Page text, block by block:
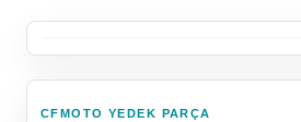
CFMOTO YEDEK PARÇA